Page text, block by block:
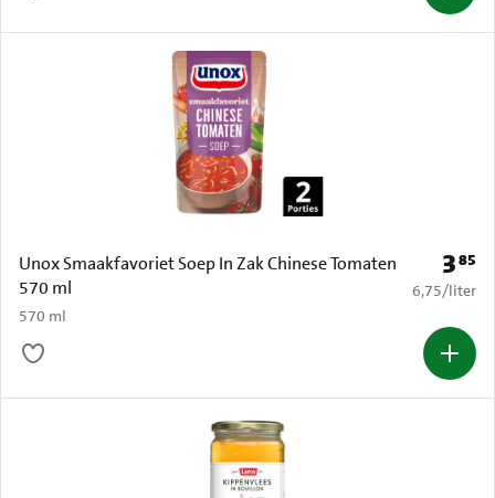
Unox Smaakfavoriet Soep In Zak Chinese Tomaten
570 ml
570 ml
Prijs:
385
€ 6,75 per
6,75/liter